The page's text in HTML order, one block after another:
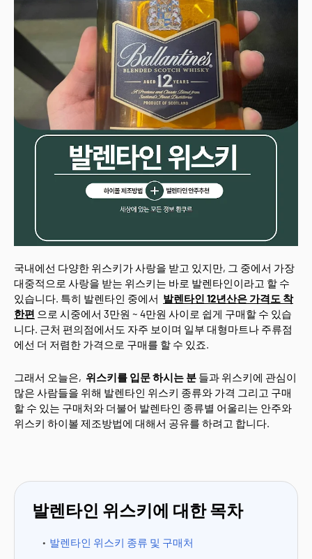
국내에선 다양한 위스키가 사랑을 받고 있지만, 그 중에서 가장
대중적으로 사랑을 받는 위스키는 바로 발렌타인이라고 할 수
있습니다. 특히 발렌타인 중에서 발렌타인 12년산은 가격도 착
한편 으로 시중에서 3만원 ~ 4만원 사이로 쉽게 구매할 수 있습
니다. 근처 편의점에서도 자주 보이며 일부 대형마트나 주류점
에선 더 저렴한 가격으로 구매를 할 수 있죠.
그래서 오늘은, 위스키를 입문 하시는 분 들과 위스키에 관심이
많은 사람들을 위해 발렌타인 위스키 종류와 가격 그리고 구매
할 수 있는 구매처와 더불어 발렌타인 종류별 어울리는 안주와
위스키 하이볼 제조방법에 대해서 공유를 하려고 합니다.
발렌타인 위스키에 대한 목차
발렌타인 위스키 종류 및 구매처